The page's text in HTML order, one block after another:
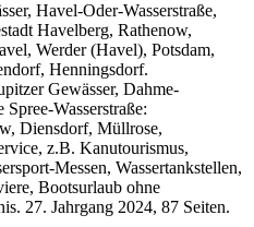
Havel-Oder-Wasserstraße,
Havelberg, Rathenow,
Werder (Havel), Potsdam,
Henningsdorf.
Gewässer, Dahme-
Wasserstraße:
Diensdorf, Müllrose,
z.B. Kanutourismus,
Messen, Wassertankstellen,
Bootsurlaub ohne
27. Jahrgang 2024, 87 Seiten.